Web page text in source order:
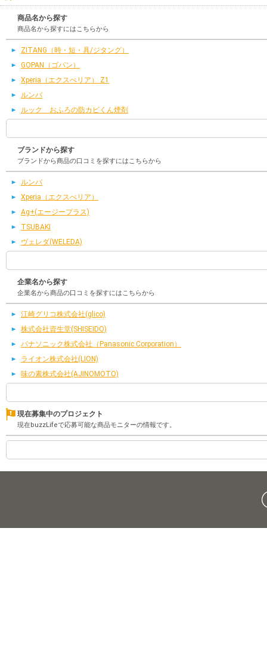
商品名から探す
商品名から探すにはこちらから
ZITANG（時・短・具/ジタング）
GOPAN（ゴパン）
Xperia（エクスぺリア） Z1
ルンバ
ルック おふろの防カビくん煙剤
ブランドから探す
ブランドから商品の口コミを探すにはこちらから
ルンバ
Xperia（エクスぺリア）
Ag+(エージープラス)
TSUBAKI
ヴェレダ(WELEDA)
企業名から探す
企業名から商品の口コミを探すにはこちらから
江崎グリコ株式会社(glico)
株式会社資生堂(SHISEIDO)
パナソニック株式会社（Panasonic Corporation）
ライオン株式会社(LION)
味の素株式会社(AJINOMOTO)
現在募集中のプロジェクト
現在buzzLifeで応募可能な商品モニターの情報です。